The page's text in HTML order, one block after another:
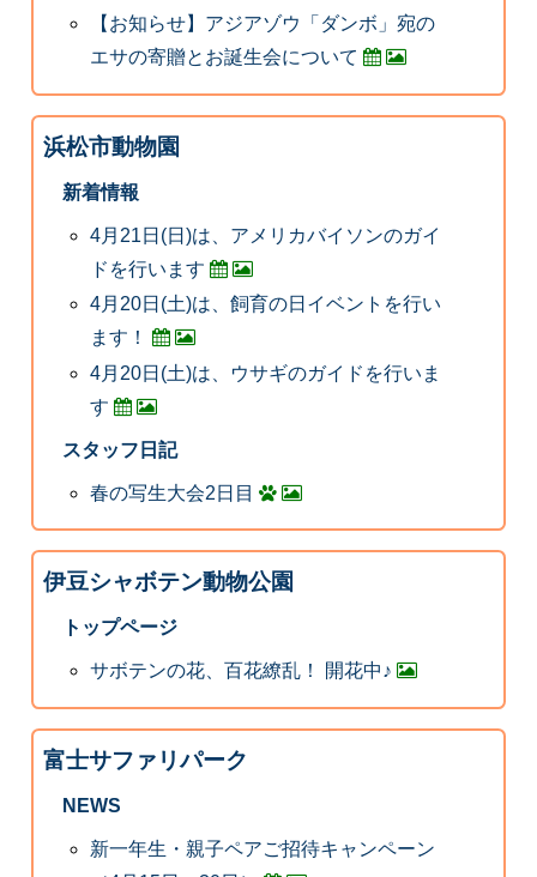
【お知らせ】アジアゾウ「ダンボ」宛の
エサの寄贈とお誕生会について
浜松市動物園
新着情報
4月21日(日)は、アメリカバイソンのガイ
ドを行います
4月20日(土)は、飼育の日イベントを行い
ます！
4月20日(土)は、ウサギのガイドを行いま
す
スタッフ日記
春の写生大会2日目
伊豆シャボテン動物公園
トップページ
サボテンの花、百花繚乱！ 開花中♪
富士サファリパーク
NEWS
新一年生・親子ペアご招待キャンペーン